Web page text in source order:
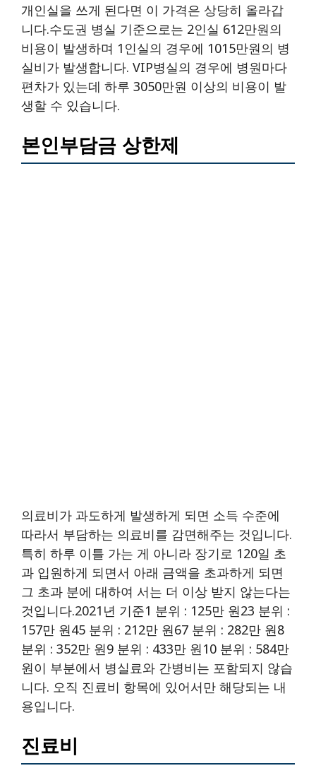
개인실을 쓰게 된다면 이 가격은 상당히 올라갑
니다.수도권 병실 기준으로는 2인실 612만원의
비용이 발생하며 1인실의 경우에 1015만원의 병
실비가 발생합니다. VIP병실의 경우에 병원마다
편차가 있는데 하루 3050만원 이상의 비용이 발
생할 수 있습니다.
본인부담금 상한제
의료비가 과도하게 발생하게 되면 소득 수준에
따라서 부담하는 의료비를 감면해주는 것입니다.
특히 하루 이틀 가는 게 아니라 장기로 120일 초
과 입원하게 되면서 아래 금액을 초과하게 되면
그 초과 분에 대하여 서는 더 이상 받지 않는다는
것입니다.2021년 기준1 분위 : 125만 원23 분위 :
157만 원45 분위 : 212만 원67 분위 : 282만 원8
분위 : 352만 원9 분위 : 433만 원10 분위 : 584만
원이 부분에서 병실료와 간병비는 포함되지 않습
니다. 오직 진료비 항목에 있어서만 해당되는 내
용입니다.
진료비